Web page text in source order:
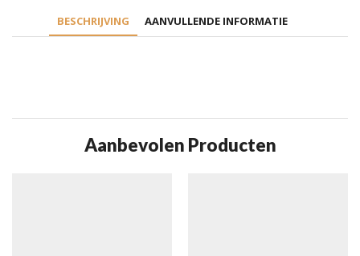
BESCHRIJVING AANVULLENDE INFORMATIE
Aanbevolen Producten